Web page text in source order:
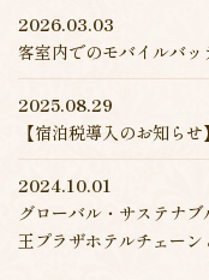
2026.03.03
客室内でのモバイルバ
2025.08.29
【宿泊税導入のお知ら
2024.10.01
グローバル・サステナ
王プラザホテルチェー